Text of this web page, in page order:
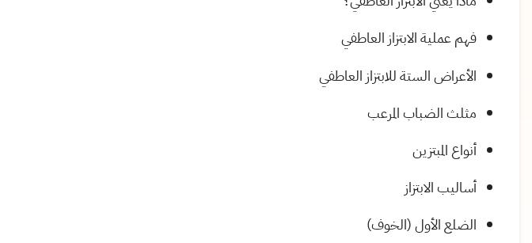
فهم عملية الابتزاز العاطفي
الأعراض الستة للابتزاز العاطفي
مثلث الضباب المرعب
أنواع المبتزين
أساليب الابتزاز
الضلع الأول (الخوف)